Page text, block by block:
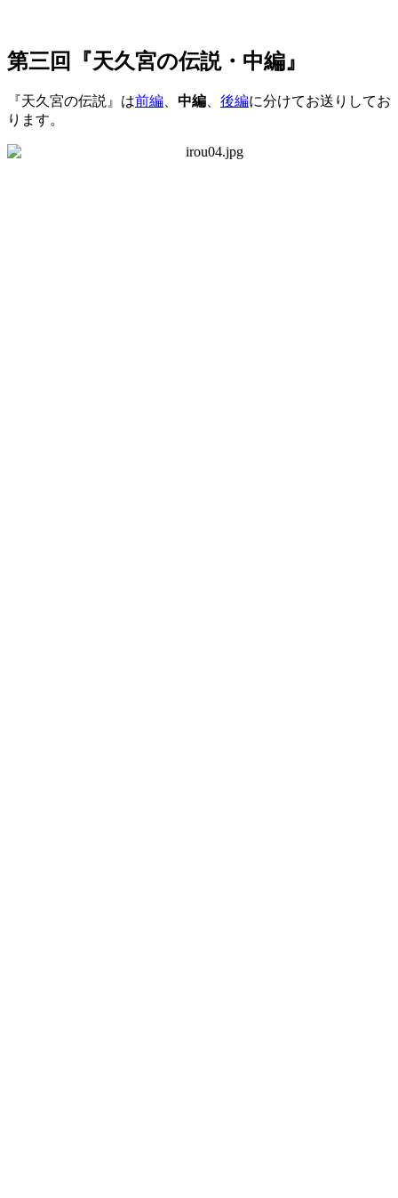
第三回『天久宮の伝説・中編』
『天久宮の伝説』は前編、 中編、 後編に分けてお送りしてお
ります。